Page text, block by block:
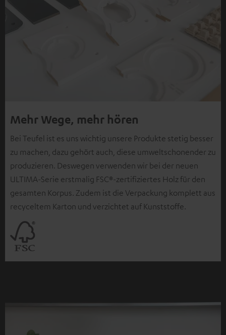
Mehr Wege, mehr hören
Bei Teufel ist es uns wichtig unsere Produkte stetig besser
zu machen, dazu gehört auch, diese umweltschonender zu
produzieren. Deswegen verwenden wir bei der neuen
ULTIMA-Serie erstmalig FSC®-zertifiziertes Holz für den
gesamten Korpus. Zudem ist die Verpackung komplett aus
recyceltem Karton und verzichtet auf Kunststoffe.